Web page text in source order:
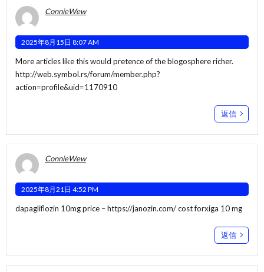
ConnieWew
2025年8月15日 8:07 AM
More articles like this would pretence of the blogosphere richer.
http://web.symbol.rs/forum/member.php?
action=profile&uid=1170910
返信
ConnieWew
2025年8月21日 4:52 PM
dapagliflozin 10mg price –https://janozin.com/cost forxiga 10 mg
返信